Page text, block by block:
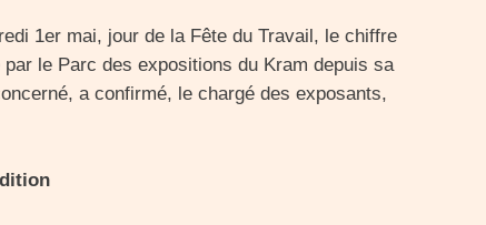
1er mai, jour de la Fête du Travail, le chiffre
le Parc des expositions du Kram depuis sa
a confirmé, le chargé des exposants,